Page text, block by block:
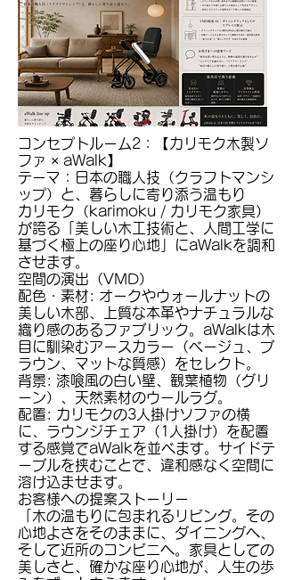
コンセプトルーム2：【カリモク木製ソ
ファ × aWalk】
テーマ：日本の職人技（クラフトマンシ
ップ）と、暮らしに寄り添う温もり
カリモク（karimoku / カリモク家具）
が誇る「美しい木工技術と、人間工学に
基づく極上の座り心地」にaWalkを調和
させます。
空間の演出（VMD）
配色・素材: オークやウォールナットの
美しい木部、上質な本革やナチュラルな
織り感のあるファブリック。aWalkは木
目に馴染むアースカラー（ベージュ、ブ
ラウン、マットな質感）をセレクト。
背景: 漆喰風の白い壁、観葉植物（グリ
ーン）、天然素材のウールラグ。
配置: カリモクの3人掛けソファの横
に、ラウンジチェア（1人掛け）を配置
する感覚でaWalkを並べます。サイドテ
ーブルを挟むことで、違和感なく空間に
溶け込ませます。
お客様への提案ストーリー
「木の温もりに包まれるリビング。その
心地よさをそのままに、ダイニングへ、
そして近所のコンビニへ。家具としての
美しさと、確かな座り心地が、人生の歩